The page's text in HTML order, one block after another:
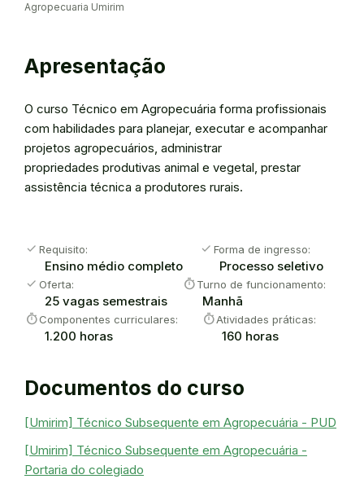
Agropecuaria Umirim
Apresentação
O curso Técnico em Agropecuária forma profissionais
com habilidades para planejar, executar e acompanhar
projetos agropecuários, administrar
propriedades produtivas animal e vegetal, prestar
assistência técnica a produtores rurais.
check Requisito:
Ensino médio completo
check Forma de ingresso:
Processo seletivo
check Oferta:
25 vagas semestrais
timerTurno de funcionamento:
Manhã
timerComponentes curriculares:
1.200 horas
timerAtividades práticas:
160 horas
Documentos do curso
[Umirim] Técnico Subsequente em Agropecuária - PUD
[Umirim] Técnico Subsequente em Agropecuária -
Portaria do colegiado